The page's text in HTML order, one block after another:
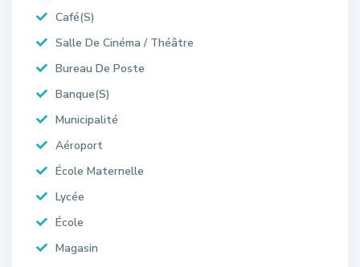
Café(S)
Salle De Cinéma / Théâtre
Bureau De Poste
Banque(S)
Municipalité
Aéroport
École Maternelle
Lycée
École
Magasin